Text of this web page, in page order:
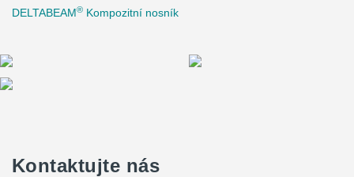
DELTABEAM® Kompozitní nosník
Kontaktujte nás